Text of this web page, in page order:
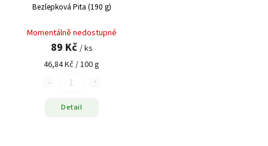
Bezlepková Pita (190 g)
Momentálně nedostupné
89 Kč / ks
46,84 Kč / 100 g
Detail